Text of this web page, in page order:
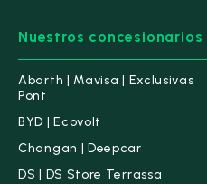
Nuestros concesionarios
Abarth | Mavisa | Exclusivas
Pont
BYD | Ecovolt
Changan | Deepcar
DS | DS Store Terrassa